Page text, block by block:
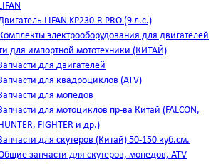
LIFAN KP230-R PRO (9 л.с.)
электрооборудования для двигателей
для импортной мототехники (КИТАЙ)
для двигателей
для квадроциклов (ATV)
для мопедов
для мотоциклов пр-ва Китай (FALCON,
FIGHTER и др.)
для скутеров (Китай) 50-150 куб.см.
запчасти для скутеров, мопедов, ATV